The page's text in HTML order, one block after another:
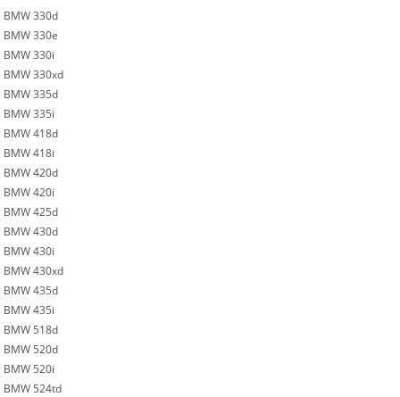
BMW 330d
BMW 330e
BMW 330i
BMW 330xd
BMW 335d
BMW 335i
BMW 418d
BMW 418i
BMW 420d
BMW 420i
BMW 425d
BMW 430d
BMW 430i
BMW 430xd
BMW 435d
BMW 435i
BMW 518d
BMW 520d
BMW 520i
BMW 524td